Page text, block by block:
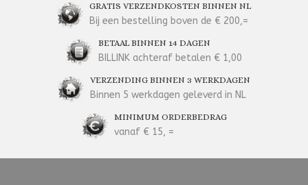
GRATIS VERZENDKOSTEN BINNEN NL
Bij een bestelling boven de € 200,=
BETAAL BINNEN 14 DAGEN
BILLINK achteraf betalen € 1,00
VERZENDING BINNEN 3 WERKDAGEN
Binnen 5 werkdagen geleverd in NL
MINIMUM ORDERBEDRAG
vanaf € 15, =